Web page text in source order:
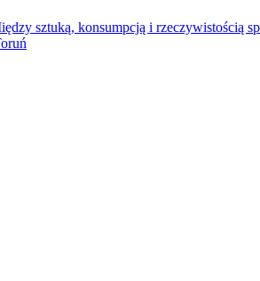
sztuką, konsumpcją i rzeczywistością